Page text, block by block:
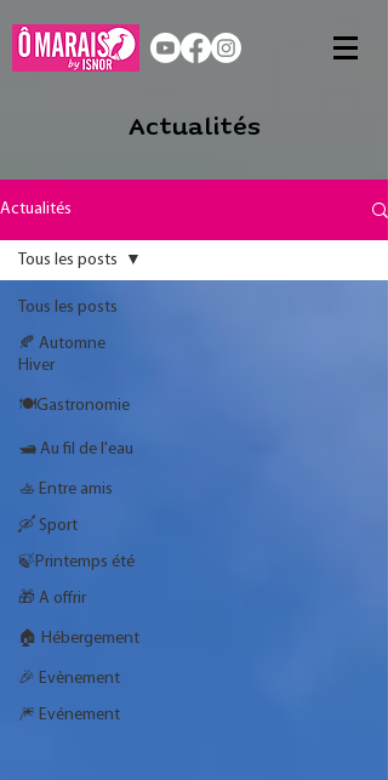
Actualités
Actualités
Tous les posts
🍂 Automne
Hiver
🍽️Gastronomie
🛥️ Au fil de l'eau
🚣 Entre amis
🛶 Sport
🍃Printemps été
🎁 A offrir
🏠 Hébergement
🎉 Evènement
🎆 Evénement
Tous les posts